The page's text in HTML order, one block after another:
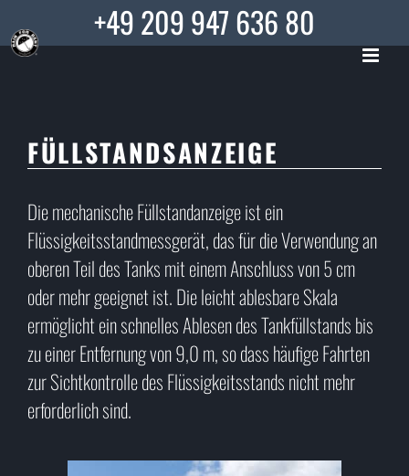
to
+49 209 947 636 80
FÜLLSTANDSANZEIGE
Die mechanische Füllstandanzeige ist ein
Flüssigkeitsstandmessgerät, das für die Verwendung an
oberen Teil des Tanks mit einem Anschluss von 5 cm
oder mehr geeignet ist. Die leicht ablesbare Skala
ermöglicht ein schnelles Ablesen des Tankfüllstands bis
zu einer Entfernung von 9,0 m, so dass häufige Fahrten
zur Sichtkontrolle des Flüssigkeitsstands nicht mehr
erforderlich sind.